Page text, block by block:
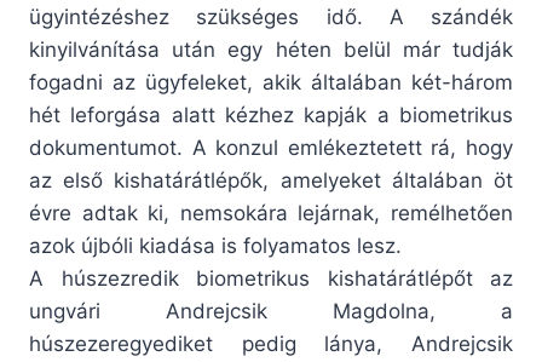
ügyintézéshez szükséges idő. A szándék
kinyilvánítása után egy héten belül már tudják
fogadni az ügyfeleket, akik általában két-három
hét leforgása alatt kézhez kapják a biometrikus
dokumentumot. A konzul emlékeztetett rá, hogy
az első kishatárátlépők, amelyeket általában öt
évre adtak ki, nemsokára lejárnak, remélhetően
azok újbóli kiadása is folyamatos lesz.
A húszezredik bio­met­rikus kishatár­átlé­pőt az
ungvári Andrejcsik Mag­dolna, a
húszezeregyediket pedig lánya, Andrejcsik